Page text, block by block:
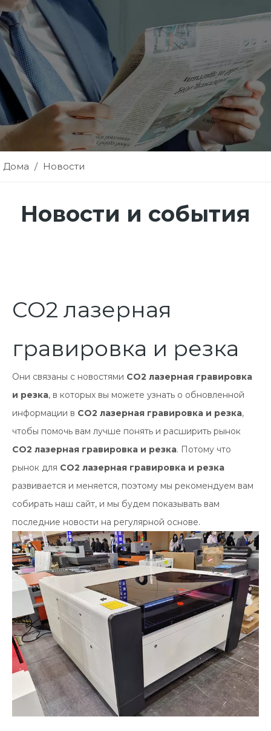
Дома / Новости
Новости и события
СО2 лазерная
гравировка и резка
Они связаны с новостями СО2 лазерная гравировка
и резка, в которых вы можете узнать о обновленной
информации в СО2 лазерная гравировка и резка,
чтобы помочь вам лучше понять и расширить рынок
СО2 лазерная гравировка и резка. Потому что
рынок для СО2 лазерная гравировка и резка
развивается и меняется, поэтому мы рекомендуем вам
собирать наш сайт, и мы будем показывать вам
последние новости на регулярной основе.